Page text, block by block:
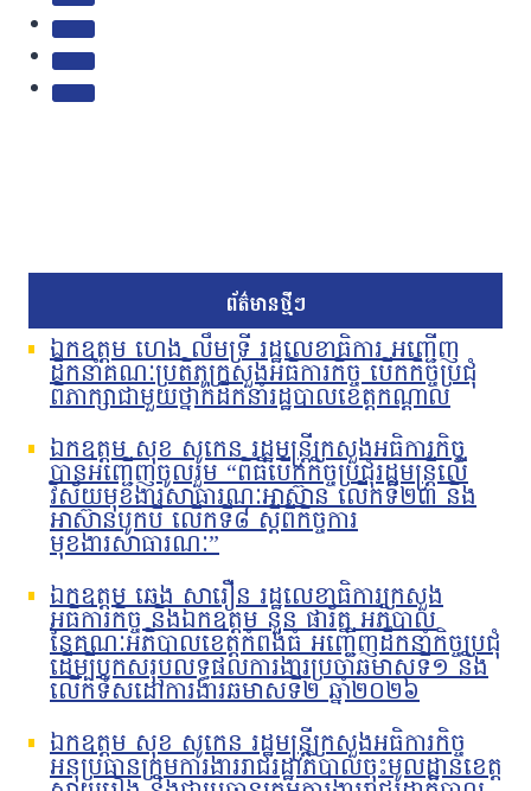
ព័ត៌មានថ្មីៗ
ឯកឧត្តម ហេង លឹមទ្រី រដ្ឋលេខាធិការ អញ្ជើញ
ដឹកនាំគណៈប្រតិភូក្រសួងអធិការកិច្ច បើកកិច្ចប្រជុំ
ពិភាក្សាជាមួយថ្នាក់ដឹកនាំរដ្ឋបាលខេត្តកណ្តាល
ឯកឧត្តម សុខ សូកេន រដ្ឋមន្រ្តីក្រសួងអធិការកិច្ច
បានអញ្ជើញចូលរួម “ពិធីបើកកិច្ចប្រជុំរដ្ឋមន្ត្រីលើ
វិស័យមុខងារសាធារណៈអាស៊ាន លើកទី២៣ និង
អាស៊ានបូកបី លើកទី៨ ស្តីពីកិច្ចការ
មុខងារសាធារណៈ”
ឯកឧត្តម ឆេង សារឿន រដ្ឋលេខាធិការក្រសួង
អធិការកិច្ច និងឯកឧត្តម នួន ផារ័ត្ន អភិបាល
នៃគណៈអភិបាលខេត្តកំពង់ធំ អញ្ជើញដឹកនាំកិច្ចប្រជុំ
ដើម្បីបូកសរុបលទ្ធផលការងារប្រចាំឆមាសទី១ និង
លើកទិសដៅការងារឆមាសទី២ ឆ្នាំ២០២៦
ឯកឧត្តម សុខ សូកេន រដ្ឋមន្រ្តីក្រសួងអធិការកិច្ច
អនុប្រធានក្រុមការងាររាជរដ្ឋាភិបាលចុះមូលដ្ឋានខេត្ត